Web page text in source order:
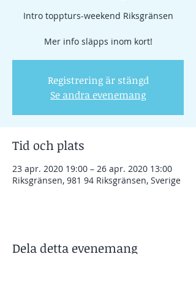
Intro toppturs-weekend Riksgränsen
Mer info släpps inom kort!
Registrering är stängd
Se andra evenemang
Tid och plats
23 apr. 2020 19:00 – 26 apr. 2020 13:00
Riksgränsen, 981 94 Riksgränsen, Sverige
Dela detta evenemang